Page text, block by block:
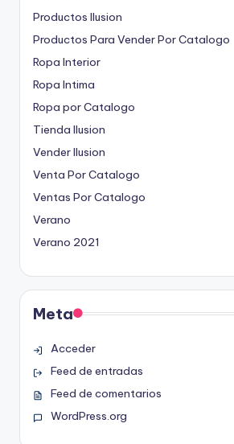
Productos Ilusion
Productos Para Vender Por Catalogo
Ropa Interior
Ropa Intima
Ropa por Catalogo
Tienda Ilusion
Vender Ilusion
Venta Por Catalogo
Ventas Por Catalogo
Verano
Verano 2021
Meta
Acceder
Feed de entradas
Feed de comentarios
WordPress.org